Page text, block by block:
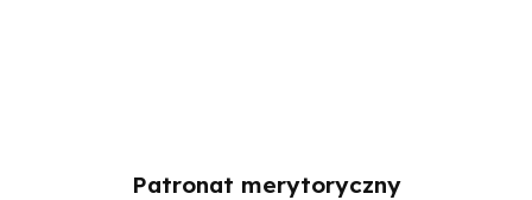
Patronat merytoryczny